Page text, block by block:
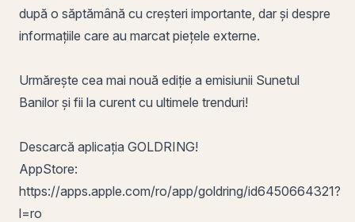
după o săptămână cu creșteri importante, dar și despre
informațiile care au marcat piețele externe.
Urmărește cea mai nouă ediție a emisiunii Sunetul
Banilor și fii la curent cu ultimele trenduri!
Descarcă aplicația GOLDRING!
AppStore:
https://apps.apple.com/ro/app/goldring/id6450664321?
l=ro